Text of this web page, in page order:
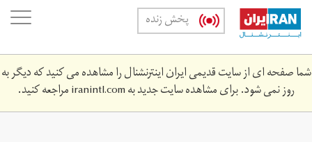
Skip
main
content
پخش زنده
شما صفحه ای از سایت قدیمی ایران اینترنشنال را مشاهده می کنید که دیگر به
روز نمی شود. برای مشاهده سایت جدید بهiranintl.comمراجعه کنید.